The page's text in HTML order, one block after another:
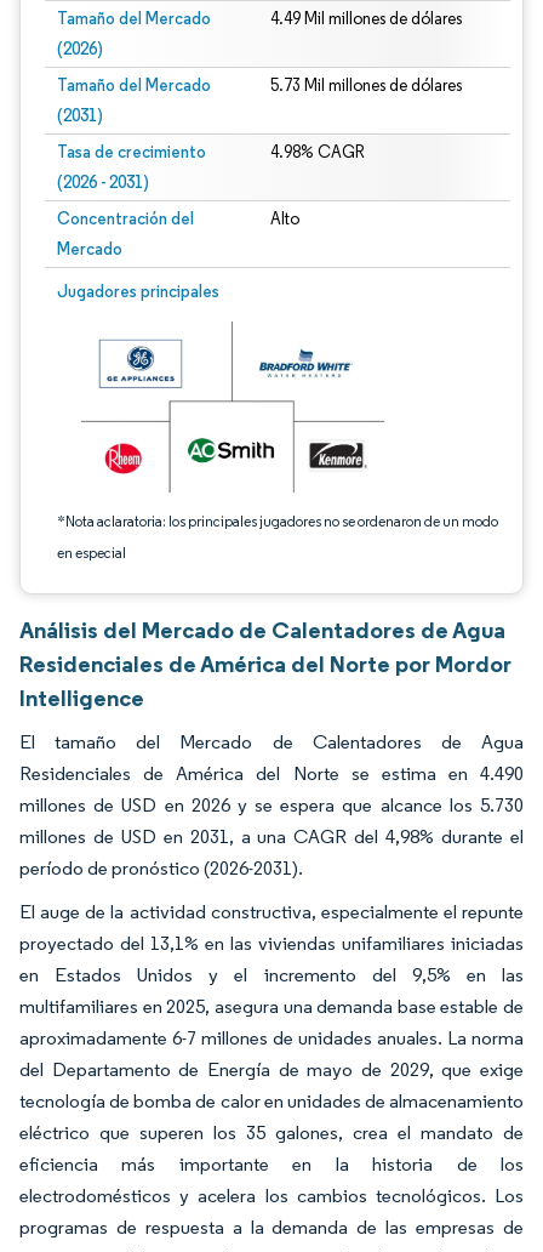
Tamaño del Mercado
(2026)
4.49 Mil millones de dólares
Tamaño del Mercado
(2031)
5.73 Mil millones de dólares
Tasa de crecimiento
(2026 - 2031)
4.98% CAGR
Concentración del
Mercado
Alto
Jugadores principales
*Nota aclaratoria: los principales jugadores no se ordenaron de un modo
en especial
Imagen © Mordor Intelligence. El uso requiere atribución según CC BY 4.0.
Análisis del Mercado de Calentadores de Agua
Residenciales de América del Norte por Mordor
Intelligence
El tamaño del Mercado de Calentadores de Agua
Residenciales de América del Norte se estima en 4.490
millones de USD en 2026 y se espera que alcance los 5.730
millones de USD en 2031, a una CAGR del 4,98% durante el
período de pronóstico (2026-2031).
El auge de la actividad constructiva, especialmente el repunte
proyectado del 13,1% en las viviendas unifamiliares iniciadas
en Estados Unidos y el incremento del 9,5% en las
multifamiliares en 2025, asegura una demanda base estable de
aproximadamente 6-7 millones de unidades anuales. La norma
del Departamento de Energía de mayo de 2029, que exige
tecnología de bomba de calor en unidades de almacenamiento
eléctrico que superen los 35 galones, crea el mandato de
eficiencia más importante en la historia de los
electrodomésticos y acelera los cambios tecnológicos. Los
programas de respuesta a la demanda de las empresas de